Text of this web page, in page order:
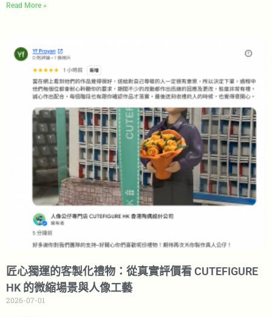
Read More »
匠心獨運的客製化禮物：從真實評價看 CUTEFIGURE
HK 的微縮場景與人像工藝
2026-07-01